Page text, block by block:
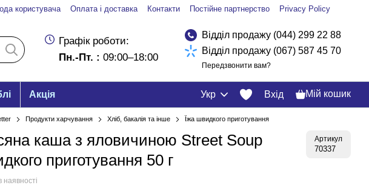
користувача Оплата і доставка Контакти Постійне партнерство Privacy Policy
Графік роботи:
Пн.-Пт. : 09:00–18:00
Відділ продажу (044) 299 22 88
Відділ продажу (067) 587 45 70
Передзвонити вам?
Акція Укр Вхід Мій кошик
Продукти харчування Хліб, бакалія та інше Їжа швидкого приготування
каша з яловичиною Street Soup
приготування 50 г
Артикул
70337
наявності